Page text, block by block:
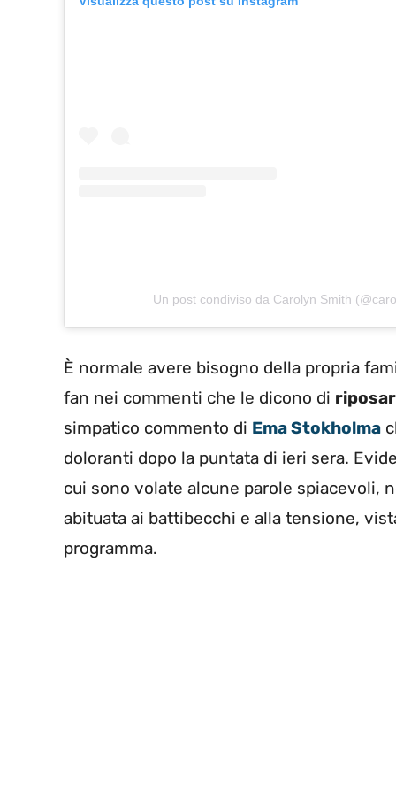
Un post condiviso da Carolyn Smith
È normale avere bisogno della propria
fan nei commenti che le dicono di
simpatico commento di Ema Stokholma
doloranti dopo la puntata di ieri sera.
cui sono volate alcune parole spiacevoli,
abituata ai battibecchi e alla tensione,
programma.